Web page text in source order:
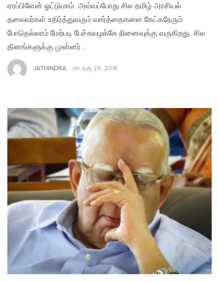
ஏரப்பிளேன் ஓட்டுமாம். அவ்வப்போது சில தமிழ் அரசியல்
தலைவர்கள் உதிர்த்துவரும் வார்த்தைகளை கேட்கநேரும்
போதெல்லாம் மேற்படி பேச்சுவழக்கே நினைவுக்கு வருகிறது. சில
தினங்களுக்கு முன்னர்…
JATHINDRA on July 26, 2016